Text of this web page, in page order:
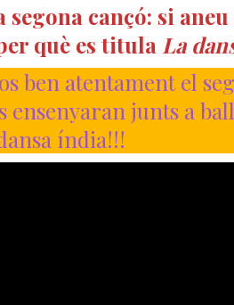
cançó: si aneu
què es titula La
ben atentament el
ensenyaran junts a
índia!!!